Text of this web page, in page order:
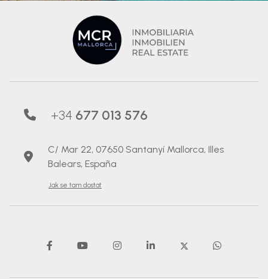
+34 677 013 576
C/ Mar 22, 07650 Santanyí Mallorca, Illes
Balears, España
Jak se tam dostat